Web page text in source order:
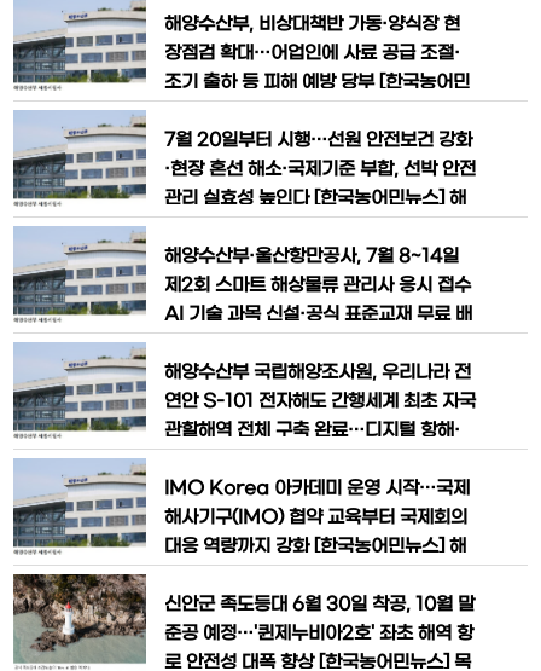
해 광양항에 완전자동화 컨테이너부두와
인공지능 기반 항만 운영시스템을
해양산업 활성화를 지원하기 위해 올해 2
15억 원 규모의 ‘바다생활권 특화펀드’를
처음으로 출범시켰다. 정부는 민간자본과
원 규모의 펀드를 조성해 지역 해양 중소·
벤처기업에 대한 투자를
해양수산부, 비상대책반 가동·양식장 현
장점검 확대…어업인에 사료 공급 조절·
조기 출하 등 피해 예방 당부 [한국농어민
승에 대응하기 위해 고수온 재난 예·경보
를 '경계' 단계로 격상하고 비상 대응체계
를 본격 가동했다. 서·남해 내만과 제주 연
서 양식어업 피해 최소화를 위한 현장 대
응도 강화된다. 해양수산부(장관 황
7월 20일부터 시행…선원 안전보건 강화
·현장 혼선 해소·국제기준 부합, 선박 안전
관리 실효성 높인다 [한국농어민뉴스] 해
의 실효성을 높이고 선원들의 작업환경 개
선과 현장 불편을 해소하기 위해 「선내 안
전·보건 및 사고예방 기준」을 개정해 7월
은 선원단체와 선사, 선급 등 현장 관계기
관의 의견을 폭넓게 반영해
해양수산부·울산항만공사, 7월 8~14일
제2회 스마트 해상물류 관리사 응시 접수
AI 기술 과목 신설·공식 표준교재 무료 배
험 실시 [한국농어민뉴스] 해양수산부와
울산항만공사가 디지털 해운물류 시대를
이끌 전문인력 양성을 위해 국가공인 '스
정 응시 접수를 시작한다. 인공지능(AI),
빅데이터, 사물인터넷(IoT)
해양수산부 국립해양조사원, 우리나라 전
연안 S-101 전자해도 간행세계 최초 자국
관할해역 전체 구축 완료…디지털 항해·
뉴스] 우리나라가 세계 최초로 자국 관할
해역 전체에 차세대 국제표준 전자해도(S
-101)를 구축하며 디지털 해양항해 시대
물론 자율운항선박과 해양 디지털 전환을
뒷받침하는 핵심 인프라가 마련됐다는 평
IMO Korea 아카데미 운영 시작…국제
해사기구(IMO) 협약 교육부터 국제회의
대응 역량까지 강화 [한국농어민뉴스] 해
국민의 국제해사기구(IMO)국제협약 이
해도를 높이고 산업현장의 대응 역량을 강
화하기 위해 'IMO Korea 아카데미'교
신안군 족도등대 6월 30일 착공, 10월 말
준공 예정…'퀸제누비아2호' 좌초 해역 항
로 안전성 대폭 향상 [한국농어민뉴스] 목